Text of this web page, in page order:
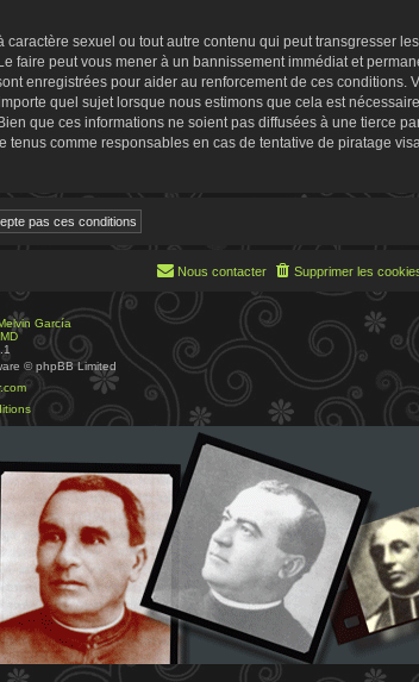
sexuel ou tout autre contenu qui peut transgresser
peut vous mener à un bannissement immédiat et
enregistrées pour aider au renforcement de ces conditions.
quel sujet lorsque nous estimons que cela est
que ces informations ne soient pas diffusées à une tierce
comme responsables en cas de tentative de piratage
Supprimer les
Nous contacter
García
© phpBB Limited